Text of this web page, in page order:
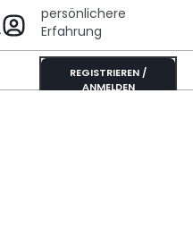
persönlichere
Erfahrung
REGISTRIEREN /
ANMELDEN